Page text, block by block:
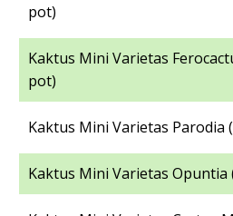
pot)
Kaktus Mini Varietas
pot)
Kaktus Mini Varietas Parodia
Kaktus Mini Varietas Opuntia